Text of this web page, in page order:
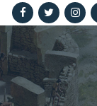
Anasayfa
Kurumsal